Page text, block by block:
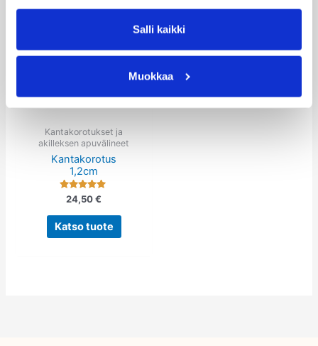
Salli kaikki
Muokkaa
Kantakorotukset ja
akilleksen apuvälineet
Kantakorotus
1,2cm
Arvostelu
tuotteesta:
5.00
/ 5
24,50€
Katso tuote
Tällä
tuotteella
useampi
muunnelma.
tehdä
valinnat